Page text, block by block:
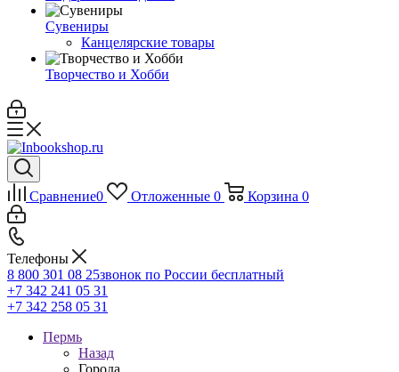
Сувениры
Канцелярские товары
Творчество и Хобби
Сравнение0 Отложенные 0 Корзина 0
Телефоны
8 800 301 08 25звонок по России бесплатный
+7 342 241 05 31
+7 342 258 05 31
Пермь
Назад
Города